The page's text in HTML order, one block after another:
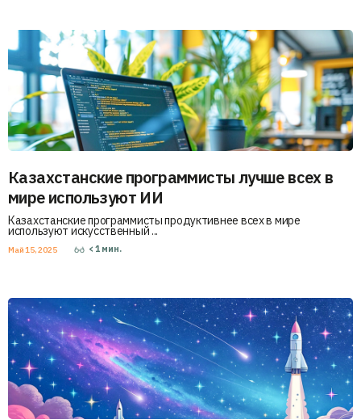
Казахстанские программисты лучше всех в
мире используют ИИ
Казахстанские программисты продуктивнее всех в мире
используют искусственный ...
Май 15, 2025 < 1 мин.